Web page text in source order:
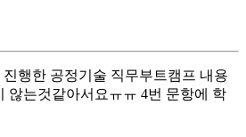
행한 공정기술 직무부트캠프 내용
않는것같아서요ㅠㅠ 4번 문항에 학